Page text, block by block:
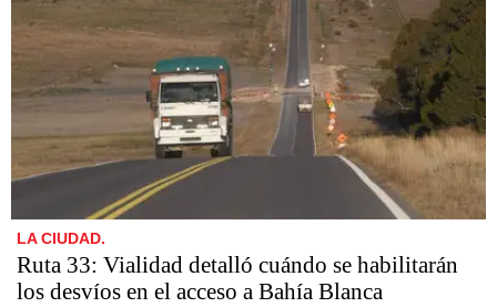
LA CIUDAD.
Ruta 33: Vialidad detalló cuándo se habilitarán
los desvíos en el acceso a Bahía Blanca